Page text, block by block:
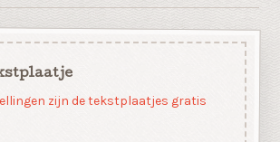
zijn de tekstplaatjes gratis